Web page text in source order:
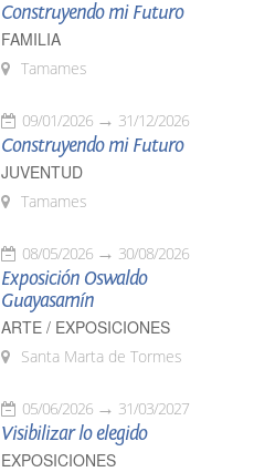
Construyendo mi Futuro
FAMILIA
Tamames
09/01/2026 31/12/2026
Construyendo mi Futuro
JUVENTUD
Tamames
08/05/2026 30/08/2026
Exposición Oswaldo
Guayasamín
ARTE / EXPOSICIONES
Santa Marta de Tormes
05/06/2026 31/03/2027
Visibilizar lo elegido
EXPOSICIONES